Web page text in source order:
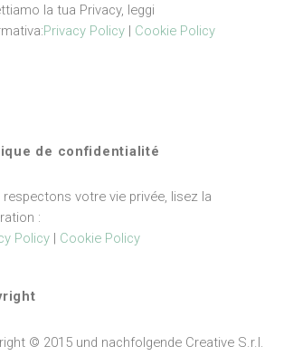
la tua Privacy, leggi
Privacy Policy| Cookie Policy
de confidentialité
respectons votre vie privée, lisez la
:
Policy| Cookie Policy
© 2015 und nachfolgende Creative S.r.l.